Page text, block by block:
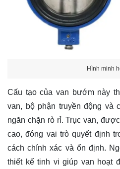
Hình minh
Cấu tạo của van bướm này
van, bộ phận truyền động và
ngăn chặn rò rỉ. Trục van,
cao, đóng vai trò quyết định
cách chính xác và ổn định.
thiết kế tinh vi giúp van hoạt